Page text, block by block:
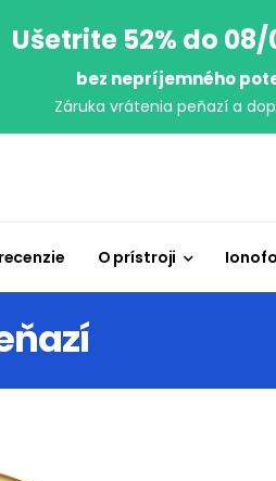
Ušetrite 52% do
bez nepríjemného
Záruka vrátenia peňazí a
O prístroji